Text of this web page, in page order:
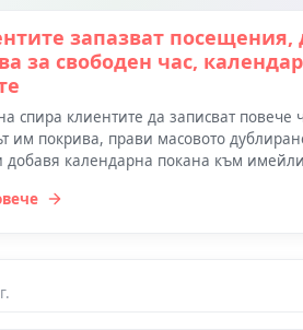
запазват посещения,
за свободен час,
спира клиентите да записват повече
им покрива, прави масовото
добавя календарна покана към